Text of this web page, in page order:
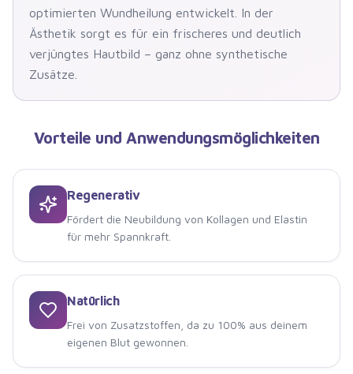
optimierten Wundheilung entwickelt. In der
Ästhetik sorgt es für ein frischeres und deutlich
verjüngtes Hautbild – ganz ohne synthetische
Zusätze.
Vorteile und Anwendungsmöglichkeiten
Regenerativ
Fördert die Neubildung von Kollagen und Elastin
für mehr Spannkraft.
Natürlich
Frei von Zusatzstoffen, da zu 100% aus deinem
eigenen Blut gewonnen.